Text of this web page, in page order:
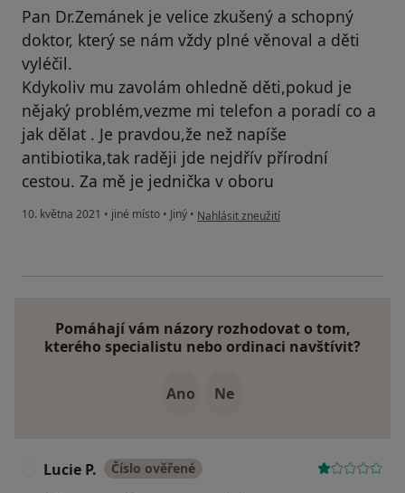
Pan Dr.Zemánek je velice zkušený a schopný
doktor, který se nám vždy plné věnoval a děti
vyléčil.
Kdykoliv mu zavolám ohledně děti,pokud je
nějaký problém,vezme mi telefon a poradí co a
jak dělat . Je pravdou,že než napíše
antibiotika,tak raději jde nejdřív přírodní
cestou. Za mě je jednička v oboru
10. května 2021 • jiné místo • Jiný • podle názoru uživatele Michi
Nahlásit zneužití
Pomáhají vám názory rozhodovat o tom,
kterého specialistu nebo ordinaci navštívit?
Ano Ne
Lucie P. Číslo ověřené